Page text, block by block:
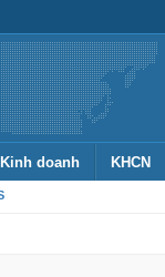
Kinh doanh KHCN